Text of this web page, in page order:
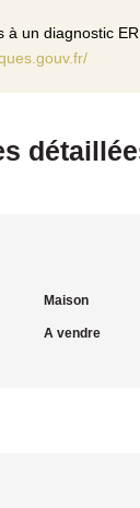
à un diagnostic
Maison
A vendre